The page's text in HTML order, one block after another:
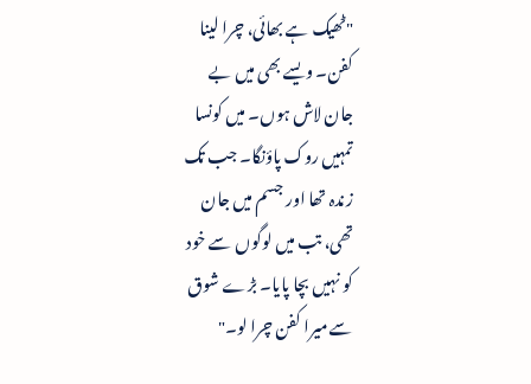
"ٹھیک ہے بھائی، چرا لینا
کفن۔ ویسے بھی میں بے
جان لاش ہوں۔ میں کونسا
تمہیں روک پاؤنگا۔ جب تک
زندہ تھا اور جسم میں جان
تھی، تب میں لوگوں سے خود
کو نہیں بچا پایا۔ بڑے شوق
سے میرا کفن چرا لو۔"